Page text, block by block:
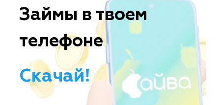
Займы в твоем
телефоне
Скачай!